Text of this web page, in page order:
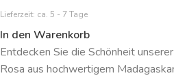
Lieferzeit: ca. 5 - 7 Tage
In den Warenkorb
Entdecken Sie die Schönheit
Rosa aus hochwertigem